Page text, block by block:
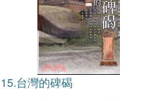
15.台灣的碑碣